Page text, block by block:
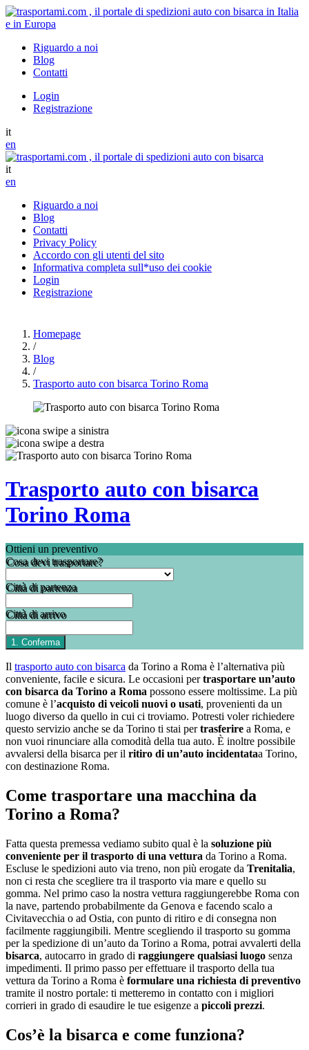
Riguardo a noi
Blog
Contatti
Login
Registrazione
it
en
it
en
Riguardo a noi
Blog
Contatti
Privacy Policy
Accordo con gli utenti del sito
Informativa completa sull*uso dei cookie
Login
Registrazione
Homepage
/
Blog
/
Trasporto auto con bisarca Torino Roma
Trasporto auto con bisarca
Torino Roma
Ottieni un preventivo
Cosa devi trasportare?
Città di partenza
Città di arrivo
Il trasporto auto con bisarca da Torino a Roma è l’alternativa più
conveniente, facile e sicura. Le occasioni pertrasportare un’auto
con bisarca da Torino a Roma possono essere moltissime. La più
comune è l’acquisto di veicoli nuovi o usati, provenienti da un
luogo diverso da quello in cui ci troviamo. Potresti voler richiedere
questo servizio anche se da Torino ti stai pertrasferire a Roma, e
non vuoi rinunciare alla comodità della tua auto. È inoltre possibile
avvalersi della bisarca per il ritiro di un’auto incidentataa Torino,
con destinazione Roma.
Come trasportare una macchina da
Torino a Roma?
Fatta questa premessa vediamo subito qual è la soluzione più
conveniente per il trasporto di una vettura da Torino a Roma.
Escluse le spedizioni auto via treno, non più erogate da Trenitalia,
non ci resta che scegliere tra il trasporto via mare e quello su
gomma. Nel primo caso la nostra vettura raggiungerebbe Roma con
la nave, partendo probabilmente da Genova e facendo scalo a
Civitavecchia o ad Ostia, con punto di ritiro e di consegna non
facilmente raggiungibili. Mentre scegliendo il trasporto su gomma
per la spedizione di un’auto da Torino a Roma, potrai avvalerti della
bisarca, autocarro in grado di raggiungere qualsiasi luogo senza
impedimenti. Il primo passo per effettuare il trasporto della tua
vettura da Torino a Roma è formulare una richiesta di preventivo
tramite il nostro portale: ti metteremo in contatto con i migliori
corrieri in grado di esaudire le tue esigenze a piccoli prezzi.
Cos’è la bisarca e come funziona?